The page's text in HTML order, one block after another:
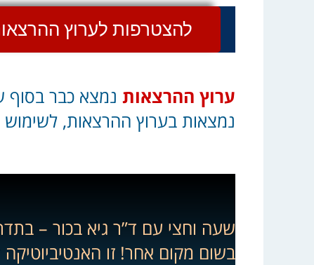
להצטרפות לערוץ
ערוץ ההרצאות נמצא כבר בסוף
נמצאות בערוץ ההרצאות,
שעה וחצי עם ד”ר גיא בכור –
בשום מקום אחר! זו